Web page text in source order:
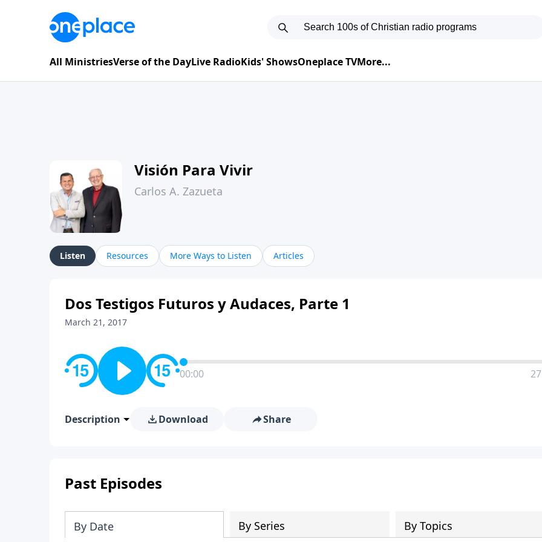
All MinistriesVerse of the DayLive RadioKids' ShowsOneplace TVMore...
Visión Para Vivir
Carlos A. Zazueta
Listen Resources More Ways to Listen Articles
Dos Testigos Futuros y Audaces, Parte 1
March 21, 2017
00:00
Description Download Share
Past Episodes
By Date By Series By Topics